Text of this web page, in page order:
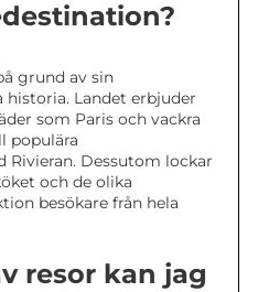
grund av sin
Landet erbjuder
som Paris och vackra
populära
Rivieran. Dessutom lockar
och de olika
besökare från hela
resor kan jag